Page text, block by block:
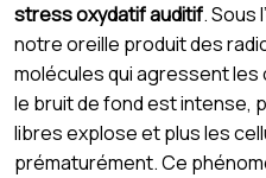
stress oxydatif auditif. Sous
notre oreille produit des
molécules qui agressent les
le bruit de fond est intense,
libres explose et plus les
prématurément. Ce